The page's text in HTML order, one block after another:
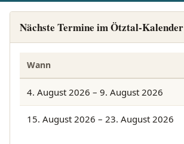
Nächste Termine im Ötztal-Kalender
Wann
4. August 2026 – 9. August 2026
15. August 2026 – 23. August 2026